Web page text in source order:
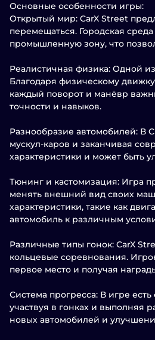
Основные особенности игры:
Открытый мир: CarX Street
перемещаться. Городская
промышленную зону, что
Реалистичная физика: Одной
Благодаря физическому
каждый поворот и манёвр
точности и навыков.
Разнообразие автомобилей: В
мускул-каров и заканчивая
характеристики и может быть
Тюнинг и кастомизация: Игра
менять внешний вид своих
характеристики, такие как
автомобиль к различным
Различные типы гонок: CarX
кольцевые соревнования.
первое место и получая
Система прогресса: В игре
участвуя в гонках и выполняя
новых автомобилей и